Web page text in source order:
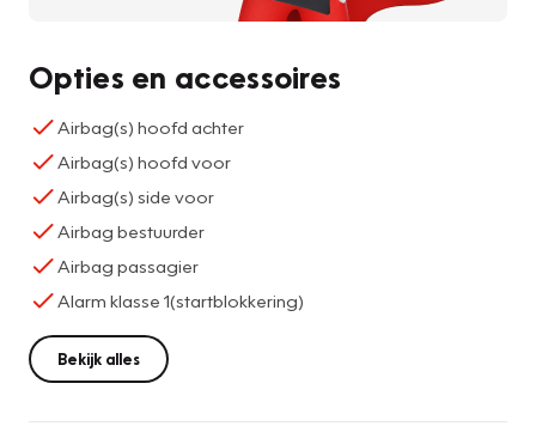
Opties en accessoires
Airbag(s) hoofd achter
Airbag(s) hoofd voor
Airbag(s) side voor
Airbag bestuurder
Airbag passagier
Alarm klasse 1(startblokkering)
Bekijk alles